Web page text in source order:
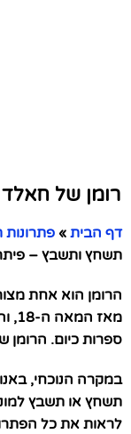
רומן של חאלד
דף הבית »
תשחץ ותשבץ –
הרומן הוא אחת
ספרות כיום. הרומן
במקרה הנוכחי,
תשחץ או תשבץ
לראות את כל